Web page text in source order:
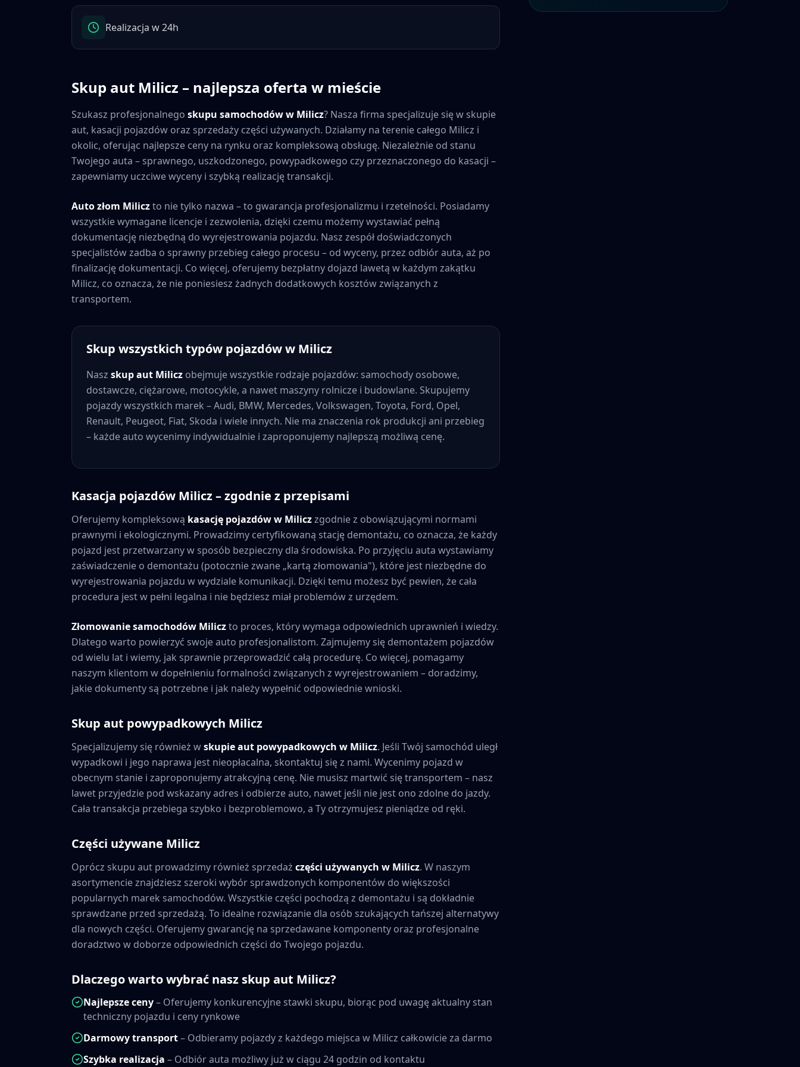
Realizacja w 24h
Skup aut Milicz – najlepsza oferta w mieście
Szukasz profesjonalnego skupu samochodów w Milicz? Nasza firma specjalizuje się w skupie
aut, kasacji pojazdów oraz sprzedaży części używanych. Działamy na terenie całego Milicz i
okolic, oferując najlepsze ceny na rynku oraz kompleksową obsługę. Niezależnie od stanu
Twojego auta – sprawnego, uszkodzonego, powypadkowego czy przeznaczonego do kasacji –
zapewniamy uczciwe wyceny i szybką realizację transakcji.
Auto złom Miliczto nie tylko nazwa – to gwarancja profesjonalizmu i rzetelności. Posiadamy
wszystkie wymagane licencje i zezwolenia, dzięki czemu możemy wystawiać pełną
dokumentację niezbędną do wyrejestrowania pojazdu. Nasz zespół doświadczonych
specjalistów zadba o sprawny przebieg całego procesu – od wyceny, przez odbiór auta, aż po
finalizację dokumentacji. Co więcej, oferujemy bezpłatny dojazd lawetą w każdym zakątku
Milicz, co oznacza, że nie poniesiesz żadnych dodatkowych kosztów związanych z
transportem.
Skup wszystkich typów pojazdów w Milicz
Nasz skup aut Milicz obejmuje wszystkie rodzaje pojazdów: samochody osobowe,
dostawcze, ciężarowe, motocykle, a nawet maszyny rolnicze i budowlane. Skupujemy
pojazdy wszystkich marek – Audi, BMW, Mercedes, Volkswagen, Toyota, Ford, Opel,
Renault, Peugeot, Fiat, Skoda i wiele innych. Nie ma znaczenia rok produkcji ani przebieg
– każde auto wycenimy indywidualnie i zaproponujemy najlepszą możliwą cenę.
Kasacja pojazdów Milicz– zgodnie z przepisami
Oferujemy kompleksową kasację pojazdów w Miliczzgodnie z obowiązującymi normami
prawnymi i ekologicznymi. Prowadzimy certyfikowaną stację demontażu, co oznacza, że każdy
pojazd jest przetwarzany w sposób bezpieczny dla środowiska. Po przyjęciu auta wystawiamy
zaświadczenie o demontażu (potocznie zwane „kartą złomowania"), które jest niezbędne do
wyrejestrowania pojazdu w wydziale komunikacji. Dzięki temu możesz być pewien, że cała
procedura jest w pełni legalna i nie będziesz miał problemów z urzędem.
Złomowanie samochodów Miliczto proces, który wymaga odpowiednich uprawnień i wiedzy.
Dlatego warto powierzyć swoje auto profesjonalistom. Zajmujemy się demontażem pojazdów
od wielu lat i wiemy, jak sprawnie przeprowadzić całą procedurę. Co więcej, pomagamy
naszym klientom w dopełnieniu formalności związanych z wyrejestrowaniem – doradzimy,
jakie dokumenty są potrzebne i jak należy wypełnić odpowiednie wnioski.
Skup aut powypadkowych Milicz
Specjalizujemy się również wskupie aut powypadkowych w Milicz. Jeśli Twój samochód uległ
wypadkowi i jego naprawa jest nieopłacalna, skontaktuj się z nami. Wycenimy pojazd w
obecnym stanie i zaproponujemy atrakcyjną cenę. Nie musisz martwić się transportem – nasz
lawet przyjedzie pod wskazany adres i odbierze auto, nawet jeśli nie jest ono zdolne do jazdy.
Cała transakcja przebiega szybko i bezproblemowo, a Ty otrzymujesz pieniądze od ręki.
Części używane Milicz
Oprócz skupu aut prowadzimy również sprzedaż części używanych w Milicz. W naszym
asortymencie znajdziesz szeroki wybór sprawdzonych komponentów do większości
popularnych marek samochodów. Wszystkie części pochodzą z demontażu i są dokładnie
sprawdzane przed sprzedażą. To idealne rozwiązanie dla osób szukających tańszej alternatywy
dla nowych części. Oferujemy gwarancję na sprzedawane komponenty oraz profesjonalne
doradztwo w doborze odpowiednich części do Twojego pojazdu.
Dlaczego warto wybrać nasz skup aut Milicz?
Najlepsze ceny– Oferujemy konkurencyjne stawki skupu, biorąc pod uwagę aktualny stan
techniczny pojazdu i ceny rynkowe
Darmowy transport– Odbieramy pojazdy z każdego miejsca w Milicz całkowicie za darmo
Szybka realizacja – Odbiór auta możliwy już w ciągu 24 godzin od kontaktu